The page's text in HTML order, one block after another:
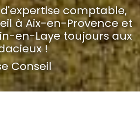
comptable,
à Aix-en-Provence et
en-Laye toujours aux
!
Conseil